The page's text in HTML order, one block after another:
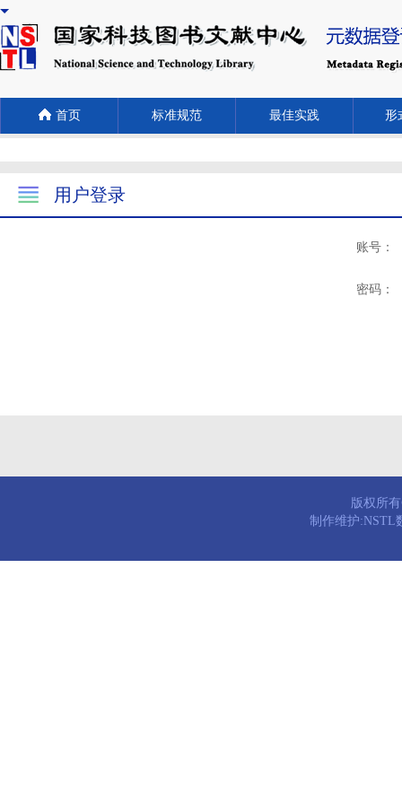
首页 标准规范 最佳实践 形
用户登录
账号：
密码：
版权所
制作维护:NSTL